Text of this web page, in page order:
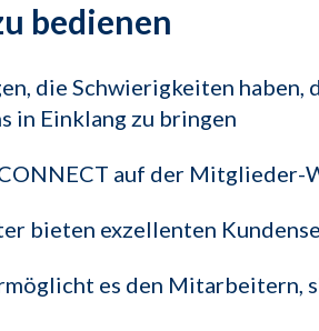
bedienen
die Schwierigkeiten
in Einklang zu bringen
auf der Mitglieder-
bieten exzellenten
es den Mitarbeitern,